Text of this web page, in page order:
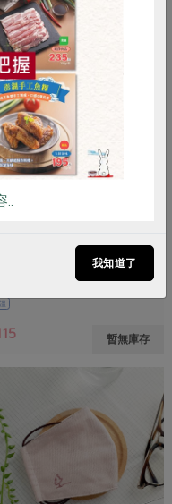
實業有限公司
寸: 20 cm x 10 cm / 數量: 1個
暫無庫存
減硝酸鹽
買
我知道了